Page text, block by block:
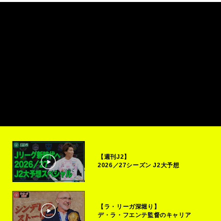
【週刊J2】
2026／27シーズン J2大予想
【ラ・リーガ深堀り】
デ・ラ・フエンテ監督のキャリア